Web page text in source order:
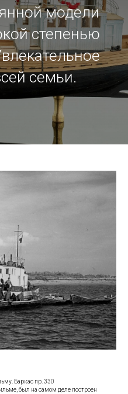
модели
степенью
семьи.
Баркас пр. 330
был на самом деле построен